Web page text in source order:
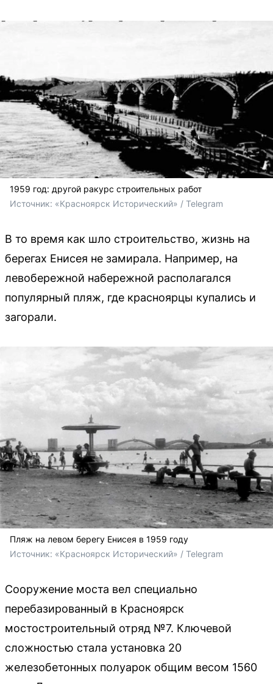
1959 год: другой ракурс строительных работ
Источник: «Красноярск Исторический» / Telegram
В то время как шло строительство, жизнь на
берегах Енисея не замирала. Например, на
левобережной набережной располагался
популярный пляж, где красноярцы купались и
загорали.
Пляж на левом берегу Енисея в 1959 году
Источник: «Красноярск Исторический» / Telegram
Сооружение моста вел специально
перебазированный в Красноярск
мостостроительный отряд №7. Ключевой
сложностью стала установка 20
железобетонных полуарок общим весом 1560